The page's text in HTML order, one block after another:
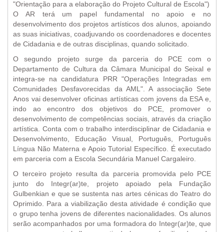
"Orientação para a elaboração do Projeto Cultural de Escola")
O AR terá um papel fundamental no apoio e no
desenvolvimento dos projetos artísticos dos alunos, apoiando
as suas iniciativas, coadjuvando os coordenadores e docentes
de Cidadania e de outras disciplinas, quando solicitado.
O segundo projeto surge da parceria do PCE com o
Departamento de Cultura da Câmara Municipal do Seixal e
integra-se na candidatura PRR "Operações Integradas em
Comunidades Desfavorecidas da AML". A associação Sete
Anos vai desenvolver oficinas artísticas com jovens da ESA e,
indo ao encontro dos objetivos do PCE, promover o
desenvolvimento de competências sociais, através da criação
artística. Conta com o trabalho interdisciplinar de Cidadania e
Desenvolvimento, Educação Visual, Português, Português
Língua Não Materna e Apoio Tutorial Específico. É executado
em parceria com a Escola Secundária Manuel Cargaleiro.
O terceiro projeto resulta da parceria promovida pelo PCE
junto do Integr(ar)te, projeto apoiado pela Fundação
Gulbenkian e que se sustenta nas artes cénicas do Teatro do
Oprimido. Para a viabilização desta atividade é condição que
o grupo tenha jovens de diferentes nacionalidades. Os alunos
serão acompanhados por uma formadora do Integr(ar)te, que